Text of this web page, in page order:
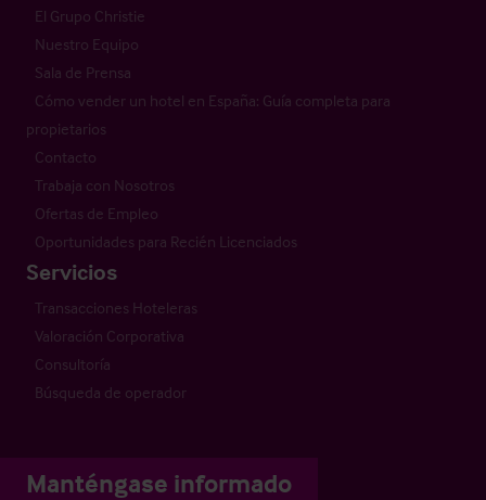
El Grupo Christie
Nuestro Equipo
Sala de Prensa
Cómo vender un hotel en España: Guía completa para
propietarios
Contacto
Trabaja con Nosotros
Ofertas de Empleo
Oportunidades para Recién Licenciados
Servicios
Transacciones Hoteleras
Valoración Corporativa
Consultoría
Búsqueda de operador
Manténgase informado